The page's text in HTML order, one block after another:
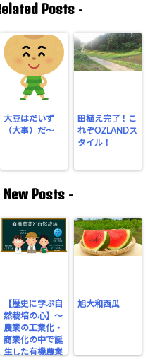
Posts-
大豆はだいず
（大事）だ～
田植え完了！こ
れぞOZLANDス
タイル！
New Posts -
【歴史に学ぶ自
然栽培の心】～
農業の工業化・
商業化の中で誕
生した有機農業
旭大和西瓜